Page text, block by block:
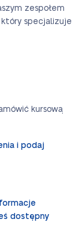
zespołem
który specjalizuje
kursową
i podaj
dostępny